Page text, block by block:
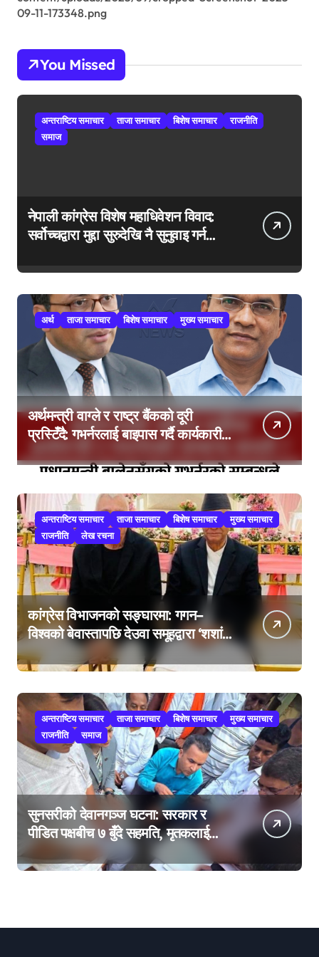
09-11-173348.png
You Missed
अन्तराष्टिय समाचार ताजा समाचार बिशेष समाचार
राजनीति
समाज
नेपाली कांग्रेस विशेष महाधिवेशन विवाद:
सर्वोच्चद्वारा मुद्दा सुरुदेखि नै सुनुवाइ गर्न
अर्थ ताजा समाचार बिशेष समाचार मुख्य समाचार
अर्थमन्त्री वाग्ले र राष्ट्र बैंकको दूरी
प्रस्टिँदै: गभर्नरलाई बाइपास गर्दै कार्यकारी
अन्तराष्टिय समाचार ताजा समाचार बिशेष समाचार
मुख्य समाचार
राजनीति
लेख रचना
कांग्रेस विभाजनको सङ्घारमा: गगन–
विश्वको बेवास्तापछि देउवा समूहद्वारा ‘शशांक
कार्ड’, साउन २९ मा नयाँ राजनीतिक
यात्राको घोषणा तयारी!
अन्तराष्टिय समाचार ताजा समाचार बिशेष समाचार
मुख्य समाचार
राजनीति
समाज
सुनसरीको देवानगञ्ज घटना: सरकार र
पीडित पक्षबीच ७ बुँदे सहमति, मृतकलाई
सहिद घोषणा र परिवारलाई राहत दिइने